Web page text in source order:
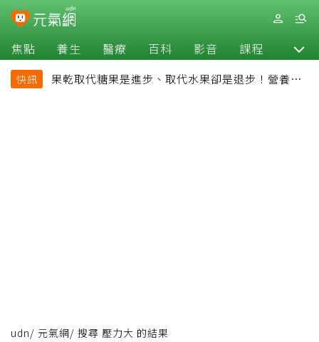
焦點 養生 醫療 百科 影音 課程 退休
快訊
果乾取代糖果是進步、取代水果卻是退步！營養師
udn/ 元氣網/ 搜尋 壓力大 的結果